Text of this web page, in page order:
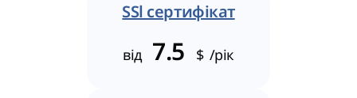
SSl сертифікат
від 7.5 $ /рік